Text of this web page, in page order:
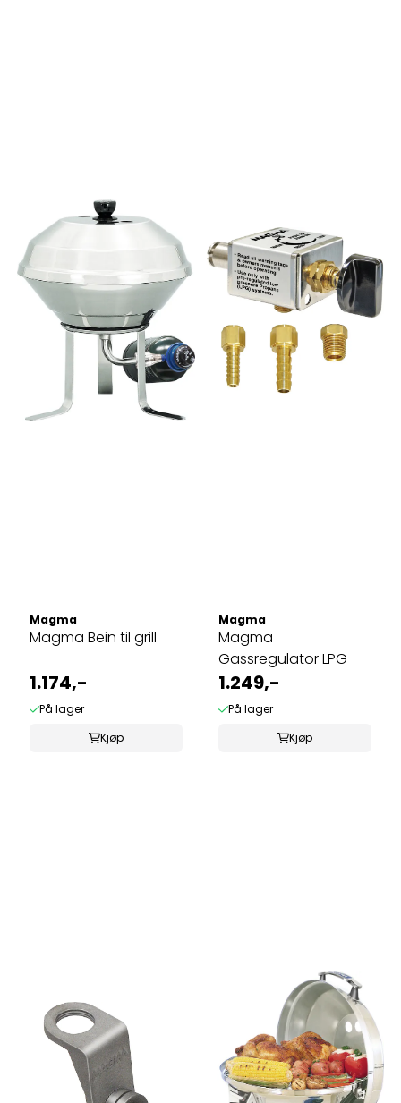
Magma
Magma Bein til grill
1.174,-
På lager
Kjøp
Magma
Magma
Gassregulator LPG
1.249,-
På lager
Kjøp